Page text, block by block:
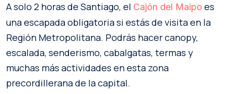
A solo 2 horas de Santiago, el Cajón del Maipo es
una escapada obligatoria si estás de visita en la
Región Metropolitana. Podrás hacer canopy,
escalada, senderismo, cabalgatas, termas y
muchas más actividades en esta zona
precordillerana de la capital.